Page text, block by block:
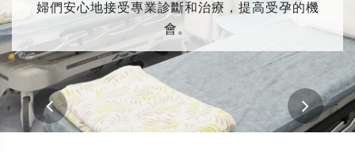
婦們安心地接受專業診斷和治療，提高受孕的機
會。